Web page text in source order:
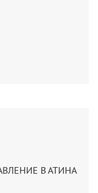
В АТИНА